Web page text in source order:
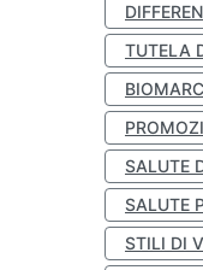
TUTELA
SALUTE
SALUTE
STILI DI